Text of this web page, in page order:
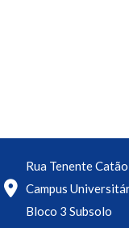
Rua Tenente
Campus
Bloco 3 Subsolo